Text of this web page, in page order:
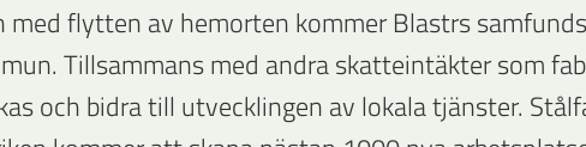
med flytten av hemorten kommer Blastrs
Tillsammans med andra skatteintäkter som
och bidra till utvecklingen av lokala tjänster.